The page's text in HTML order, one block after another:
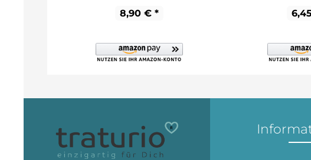
8,90 € *